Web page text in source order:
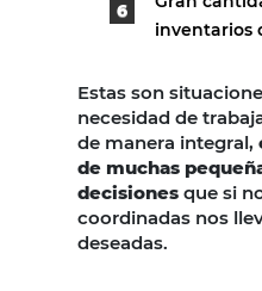
inventarios
Estas son
necesidad de
de manera integral,
de muchas
decisiones que si
coordinadas nos
deseadas.